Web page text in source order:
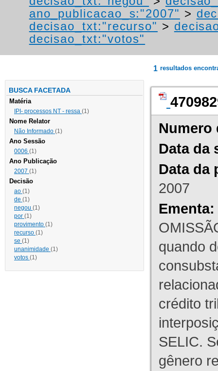
ano_publicacao_s:"2007" >
decisao_txt:"recurso" >
decisao_txt:"votos"
BUSCA FACETADA
Matéria
IPI- processos NT - ressa (1)
Nome Relator
Não Informado (1)
Ano Sessão
0006 (1)
Ano Publicação
2007 (1)
Decisão
ao (1)
de (1)
negou (1)
por (1)
provimento (1)
recurso (1)
se (1)
unanimidade (1)
votos (1)
1 resultados
Numero
Data da
Data da
2007
Ementa:
quando
crédito
SELIC.
gênero